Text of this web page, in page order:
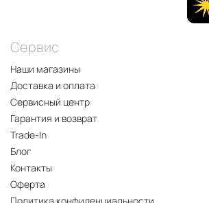
Сервис
Наши магазины
Доставка и оплата
Сервисный центр
Гарантия и возврат
Trade-In
Блог
Контакты
Оферта